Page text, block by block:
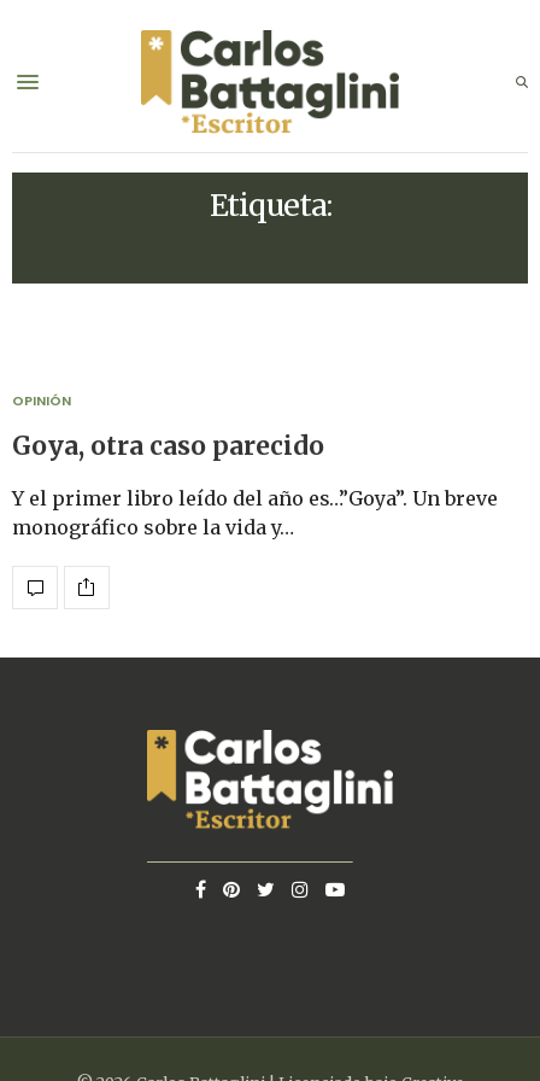
Etiqueta:
OPINIÓN
Goya, otra caso parecido
Y el primer libro leído del año es…”Goya”. Un breve
monográfico sobre la vida y…